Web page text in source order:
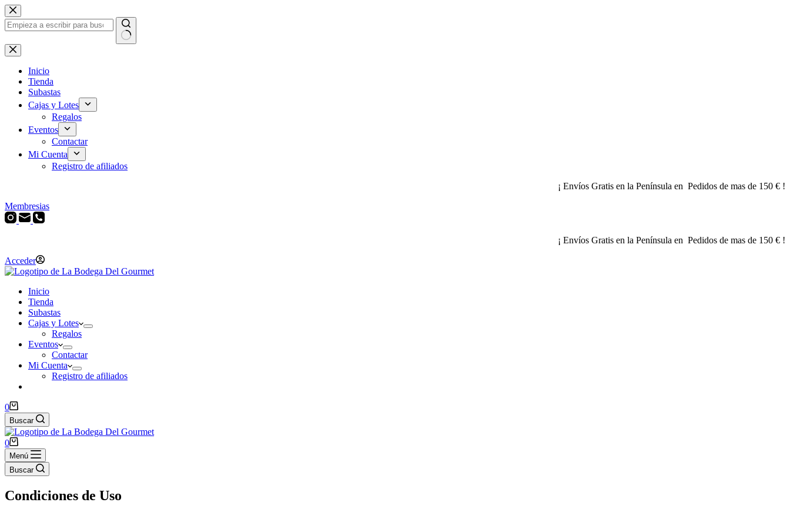
Saltar
al
contenido
Sin
resultados
Inicio
Tienda
Subastas
Cajas y Lotes
Regalos
Eventos
Contactar
Mi Cuenta
Registro de afiliados
¡ Envíos Gratis en la Península en Pedidos de mas de 150 € !
Membresias
¡ Envíos Gratis en la Península en Pedidos de mas de 150 € !
Acceder
Inicio
Tienda
Subastas
Cajas y Lotes
Regalos
Eventos
Contactar
Mi Cuenta
Registro de afiliados
Carro
de
compra
0
Buscar
Carro
de
compra
0
Menú
Buscar
Condiciones de Uso